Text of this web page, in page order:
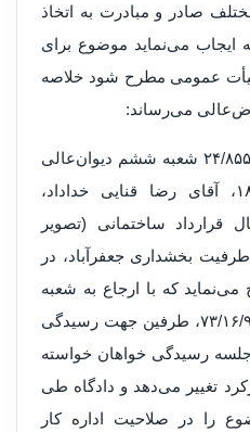
مختلف صادر و مبادرت به اتخاذ
ایجاب می‌نماید موضوع برای
عمومی مطرح شود خلاصه
می‌رساند:
۱ ‌ـ‌ به حکایت پرو‌نده کلاسه ۲۴/۸۵۵۹ شعبه ششم دیوان‌عالی
کشور، در مورخ ۱۸/۱۲/۱۳۷۳، آقای رضا قنایی خداداد،
قرارداد ساختمانی (تصویر
بخشداری جعفرآباد، در
که با ارجاع به شعبه
شانزدهم و ثبت به کلاسه ۷۳/۱۶/۹۱۴، طرفین جهت رسیدگی
رسیدگی خواهان خواسته
تغییر می‌دهد و دادگاه طی
شماره ۷۴/۴۱۹ موضوع را در صلاحیت اداره کار